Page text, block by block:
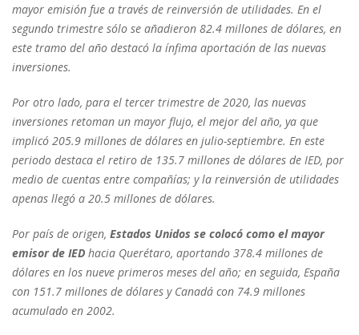
mayor emisión fue a través de reinversión de utilidades. En el
segundo trimestre sólo se añadieron 82.4 millones de dólares, en
este tramo del año destacó la ínfima aportación de las nuevas
inversiones.
Por otro lado, para el tercer trimestre de 2020, las nuevas
inversiones retoman un mayor flujo, el mejor del año, ya que
implicó 205.9 millones de dólares en julio-septiembre. En este
periodo destaca el retiro de 135.7 millones de dólares de IED, por
medio de cuentas entre compañías; y la reinversión de utilidades
apenas llegó a 20.5 millones de dólares.
Por país de origen, Estados Unidos se colocó como el mayor
emisor de IED hacia Querétaro, aportando 378.4 millones de
dólares en los nueve primeros meses del año; en seguida, España
con 151.7 millones de dólares y Canadá con 74.9 millones
acumulado en 2002.